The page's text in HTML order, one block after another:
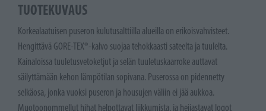
TUOTEKUVAUS
Korkealaatuisen puseron kulutusalttiilla alueilla on erikoisvahvisteet.
Hengittävä GORE-TEX®-kalvo suojaa tehokkaasti sateelta ja tuulelta.
Kainaloissa tuuletusvetoketjut ja selän tuuletuskaarroke auttavat
säilyttämään kehon lämpötilan sopivana. Puserossa on pidennetty
selkäosa, jonka vuoksi puseron ja housujen väliin ei jää aukkoa.
Muotoonommellut hihat helpottavat liikkumista, ja heijastavat logot